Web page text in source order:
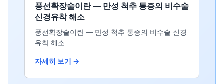
풍선확장술이란 — 만성 척추 통증의 비수술
신경유착 해소
풍선확장술이란 — 만성 척추 통증의 비수술 신경
유착 해소
자세히 보기 →